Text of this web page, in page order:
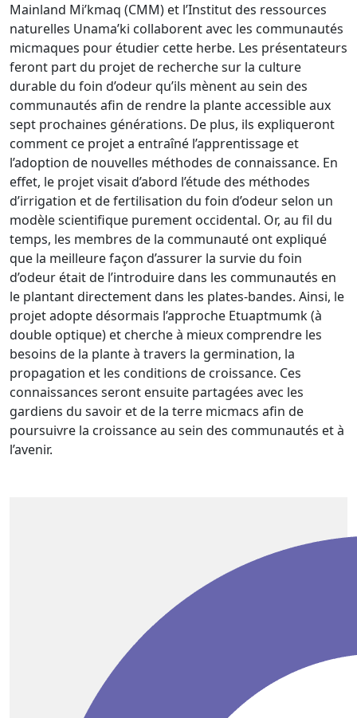
Mainland Mi’kmaq (CMM) et l’Institut des ressources
naturelles Unama’ki collaborent avec les communautés
micmaques pour étudier cette herbe. Les présentateurs
feront part du projet de recherche sur la culture
durable du foin d’odeur qu’ils mènent au sein des
communautés afin de rendre la plante accessible aux
sept prochaines générations. De plus, ils expliqueront
comment ce projet a entraîné l’apprentissage et
l’adoption de nouvelles méthodes de connaissance. En
effet, le projet visait d’abord l’étude des méthodes
d’irrigation et de fertilisation du foin d’odeur selon un
modèle scientifique purement occidental. Or, au fil du
temps, les membres de la communauté ont expliqué
que la meilleure façon d’assurer la survie du foin
d’odeur était de l’introduire dans les communautés en
le plantant directement dans les plates-bandes. Ainsi, le
projet adopte désormais l’approche Etuaptmumk (à
double optique) et cherche à mieux comprendre les
besoins de la plante à travers la germination, la
propagation et les conditions de croissance. Ces
connaissances seront ensuite partagées avec les
gardiens du savoir et de la terre micmacs afin de
poursuivre la croissance au sein des communautés et à
l’avenir.